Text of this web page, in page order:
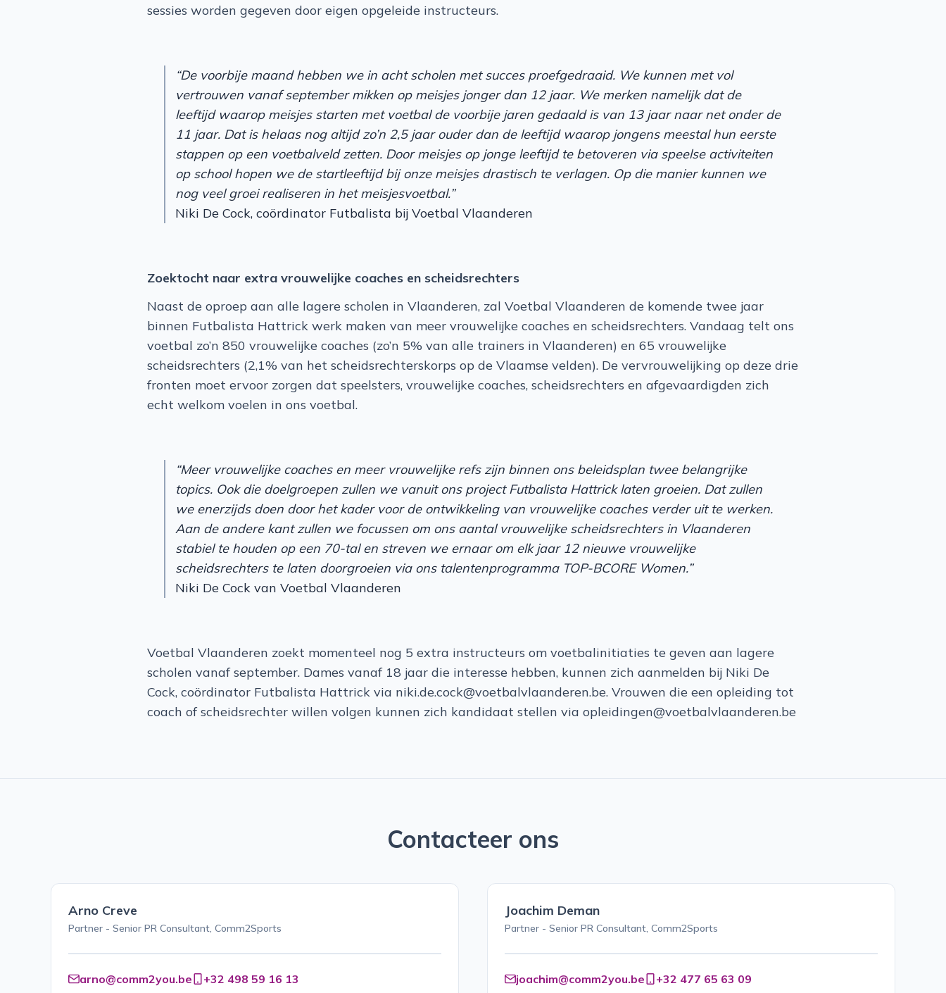
sessies worden gegeven door eigen opgeleide instructeurs.
“De voorbije maand hebben we in acht scholen met succes proefgedraaid. We kunnen met vol
vertrouwen vanaf september mikken op meisjes jonger dan 12 jaar. We merken namelijk dat de
leeftijd waarop meisjes starten met voetbal de voorbije jaren gedaald is van 13 jaar naar net onder de
11 jaar. Dat is helaas nog altijd zo’n 2,5 jaar ouder dan de leeftijd waarop jongens meestal hun eerste
stappen op een voetbalveld zetten. Door meisjes op jonge leeftijd te betoveren via speelse activiteiten
op school hopen we de startleeftijd bij onze meisjes drastisch te verlagen. Op die manier kunnen we
nog veel groei realiseren in het meisjesvoetbal.” ​
Niki De Cock, coördinator Futbalista bij Voetbal Vlaanderen ​ ​ ​
Zoektocht naar extra vrouwelijke coaches en scheidsrechters
Naast de oproep aan alle lagere scholen in Vlaanderen, zal Voetbal Vlaanderen de komende twee jaar
binnen Futbalista Hattrick werk maken van meer vrouwelijke coaches en scheidsrechters. Vandaag telt ons
voetbal zo’n 850 vrouwelijke coaches (zo’n 5% van alle trainers in Vlaanderen) en 65 vrouwelijke
scheidsrechters (2,1% van het scheidsrechterskorps op de Vlaamse velden). De vervrouwelijking op deze drie
fronten moet ervoor zorgen dat speelsters, vrouwelijke coaches, scheidsrechters en afgevaardigden zich
echt welkom voelen in ons voetbal.
“Meer vrouwelijke coaches en meer vrouwelijke refs zijn binnen ons beleidsplan twee belangrijke
topics. Ook die doelgroepen zullen we vanuit ons project Futbalista Hattrick laten groeien. Dat zullen
we enerzijds doen door het kader voor de ontwikkeling van vrouwelijke coaches verder uit te werken.
Aan de andere kant zullen we focussen om ons aantal vrouwelijke scheidsrechters in Vlaanderen
stabiel te houden op een 70-tal en streven we ernaar om elk jaar 12 nieuwe vrouwelijke
scheidsrechters te laten doorgroeien via ons talentenprogramma TOP-BCORE Women.”
Niki De Cock van Voetbal Vlaanderen
Voetbal Vlaanderen zoekt momenteel nog 5 extra instructeurs om voetbalinitiaties te geven aan lagere
scholen vanaf september. Dames vanaf 18 jaar die interesse hebben, kunnen zich aanmelden bij Niki De
Cock, coördinator Futbalista Hattrick via niki.de.cock@voetbalvlaanderen.be. Vrouwen die een opleiding tot
coach of scheidsrechter willen volgen kunnen zich kandidaat stellen via opleidingen@voetbalvlaanderen.be
Contacteer ons
Arno Creve
Partner - Senior PR Consultant, Comm2Sports
arno@comm2you.be +32 498 59 16 13
Joachim Deman
Partner - Senior PR Consultant, Comm2Sports
joachim@comm2you.be +32 477 65 63 09